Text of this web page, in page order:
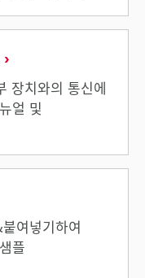
장치와의 통신에
얼 및
여넣기하여
플